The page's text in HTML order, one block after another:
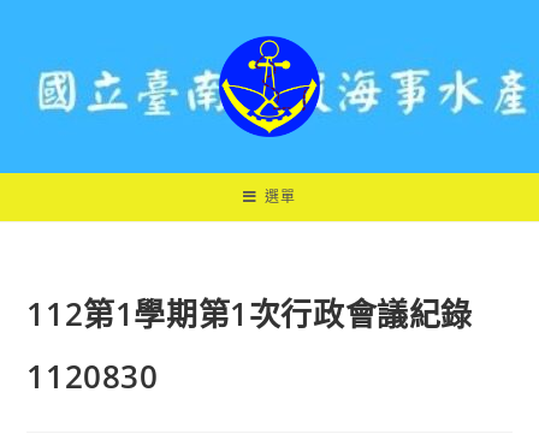
選單
112第1學期第1次行政會議紀錄
1120830